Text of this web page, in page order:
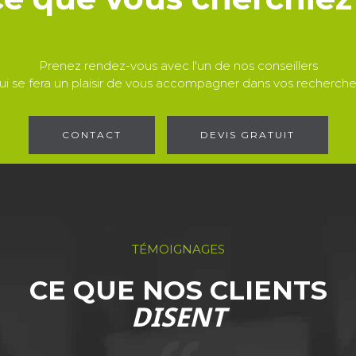
Prenez rendez-vous avec l'un de nos conseillers
se fera un plaisir de vous accompagner dans vos
CONTACT DEVIS GRATUIT
TÉMOIGNAGES
CE QUE NOS CLIENTS
DISENT